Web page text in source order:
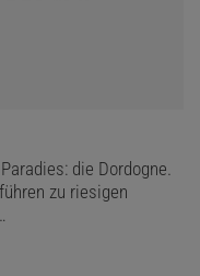
die Dordogne.
zu riesigen